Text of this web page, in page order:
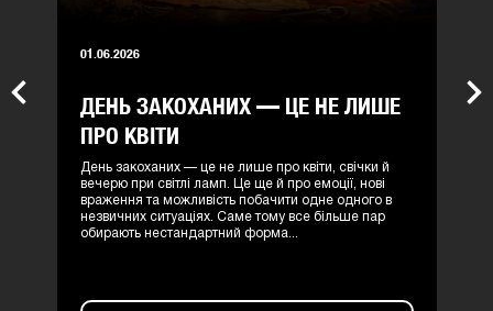
Previous
ДЕНЬ ЗАКОХАНИХ — ЦЕ НЕ ЛИШЕ
ПРО КВІТИ
День закоханих — це не лише про квіти, свічки й
вечерю при світлі ламп. Це ще й про емоції, нові
враження та можливість побачити одне одного в
незвичних ситуаціях. Саме тому все більше пар
обирають нестандартний форма...
01.06.2026